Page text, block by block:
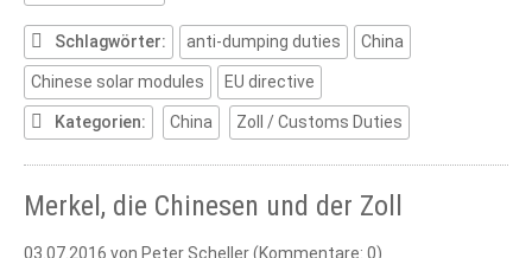
invoicing
to
avoid
anti-
dumping
duties
on
modules
Schlagwörter: anti-dumping duties China
Chinese solar modules EU directive
Kategorien: China Zoll / Customs Duties
Merkel, die Chinesen und der Zoll
03.07.2016 von Peter Scheller (Kommentare: 0)